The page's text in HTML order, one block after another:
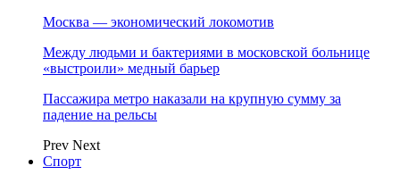
Москва — экономический локомотив
Между людьми и бактериями в московской больнице
«выстроили» медный барьер
Пассажира метро наказали на крупную сумму за
падение на рельсы
Prev Next
Спорт